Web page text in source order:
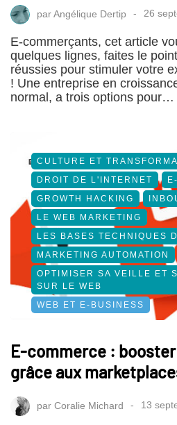
parAngélique Dertip 26
E-commerçants, cet article
quelques lignes, faites le
réussies pour stimuler votre
! Une entreprise en
normal, a trois options pour…
CULTURE ET
DROIT DE L'INTERNET
GROWTH HACKING
LE WEB MARKETING
LES BASES TECHNIQUES
MARKETING AUTOMATION
OPTIMISER SA VEILLE ET
SUR LE WEB
WEB ET E-BUSINESS
E-commerce :
grâce aux
par Coralie Michard 13